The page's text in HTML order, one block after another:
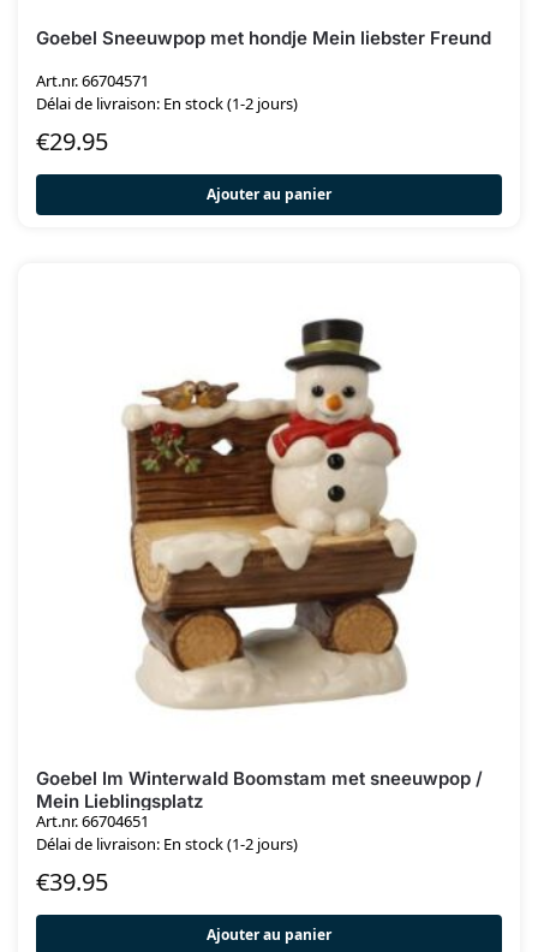
Goebel Sneeuwpop met hondje Mein liebster Freund
Art.nr. 66704571
Délai de livraison: En stock (1-2 jours)
€29.95
Ajouter au panier
Goebel Im Winterwald Boomstam met sneeuwpop /
Mein Lieblingsplatz
Art.nr. 66704651
Délai de livraison: En stock (1-2 jours)
€39.95
Ajouter au panier